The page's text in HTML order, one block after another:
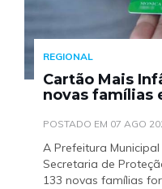
REGIONAL
Cartão Mais
novas famílias
POSTADO EM 07 AGO
A Prefeitura
Secretaria de
133 novas famílias